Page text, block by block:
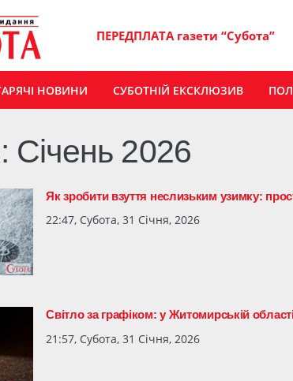
ПЕРЕДПЛАТА газети “Субота”
НОВИНИ СУБОТНІЙ ЕКСКЛЮЗИВ
Січень 2026
Як зробити взуття неслизьким узимку:
22:47, Субота, 31 Січня, 2026
Світло за графіком: у Житомирській
21:57, Субота, 31 Січня, 2026